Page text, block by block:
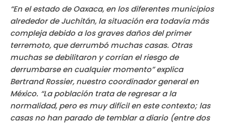
“En el estado de Oaxaca, en los diferentes municipios
alrededor de Juchitán, la situación era todavía más
compleja debido a los graves daños del primer
terremoto, que derrumbó muchas casas. Otras
muchas se debilitaron y corrían el riesgo de
derrumbarse en cualquier momento” explica
Bertrand Rossier, nuestro coordinador general en
México. “La población trata de regresar a la
normalidad, pero es muy difícil en este contexto; las
casas no han parado de temblar a diario (entre dos